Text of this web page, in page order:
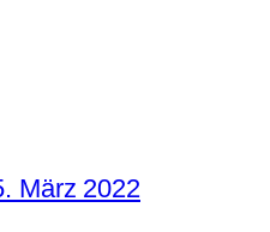
März 2022